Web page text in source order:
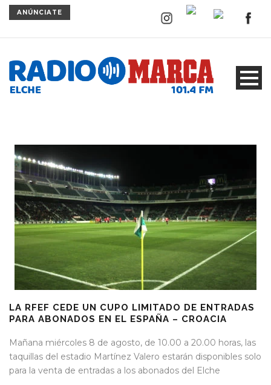
ANÚNCIATE
LA RFEF CEDE UN CUPO LIMITADO DE ENTRADAS
PARA ABONADOS EN EL ESPAÑA – CROACIA
Mañana miércoles 8 de agosto, de 10.00 a 20.00 horas, las
taquillas del estadio Martínez Valero estarán disponibles solo
para la venta de entradas a los abonados del Elche